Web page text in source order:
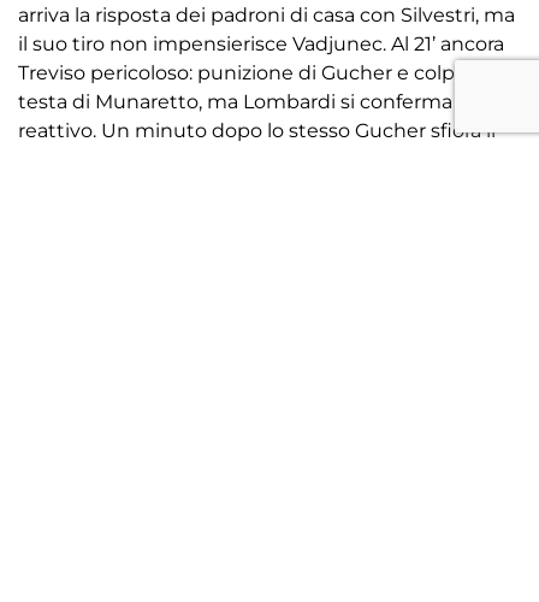
arriva la risposta dei padroni di casa con Silvestri, ma
il suo tiro non impensierisce Vadjunec. Al 21’ ancora
Treviso pericoloso: punizione di Gucher e colpo di
testa di Munaretto, ma Lombardi si conferma
reattivo. Un minuto dopo lo stesso Gucher sfiora il